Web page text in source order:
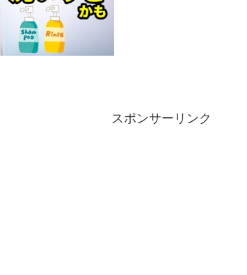
スポンサーリンク